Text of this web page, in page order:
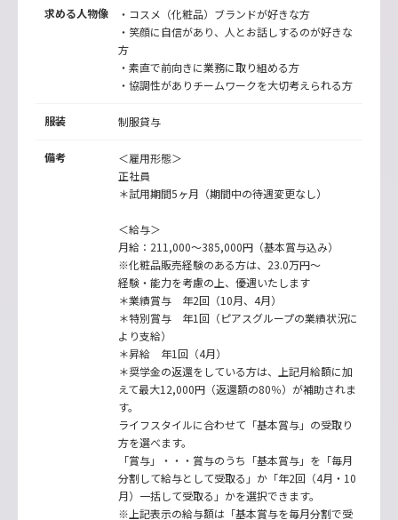
求める人物像
・コスメ（化粧品）ブランドが好きな方
・笑顔に自信があり、人とお話しするのが好きな
方
・素直で前向きに業務に取り組める方
・協調性がありチームワークを大切考えられる方
服装 制服貸与
備考
＜雇用形態＞
正社員
＊試用期間5ヶ月（期間中の待遇変更なし）
＜給与＞
月給：211,000～385,000円（基本賞与込み）
※化粧品販売経験のある方は、23.0万円～
経験・能力を考慮の上、優遇いたします
＊業績賞与 年2回（10月、4月）
＊特別賞与 年1回（ピアスグループの業績状況に
より支給）
＊昇給 年1回（4月）
＊奨学金の返還をしている方は、上記月給額に加
えて最大12,000円（返還額の80％）が補助されま
す。
ライフスタイルに合わせて「基本賞与」の受取り
方を選べます。
「賞与」・・・賞与のうち「基本賞与」を「毎月
分割して給与として受取る」か「年2回（4月・10
月）一括して受取る」かを選択できます。
※上記表示の給与額は「基本賞与を毎月分割で受